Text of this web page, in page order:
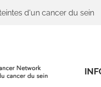
d'un cancer du sein